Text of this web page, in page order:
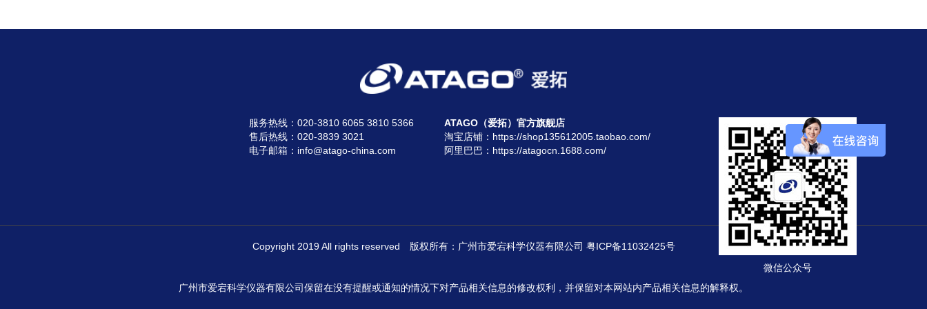
服务热线：020-3810 6065 3810 5366
售后热线：020-3839 3021
电子邮箱：info@atago-china.com
ATAGO（爱拓）官方旗舰店
淘宝店铺： https://shop135612005.taobao.com/
阿里巴巴： https://atagocn.1688.com/
微信公众号
Copyright 2019 All rights reserved 版权所有：广州市爱宕科学仪器有限公司 粤ICP备11032425号
广州市爱宕科学仪器有限公司保留在没有提醒或通知的情况下对产品相关信息的修改权利，并保留对本网站内产品相关信息的解释权。